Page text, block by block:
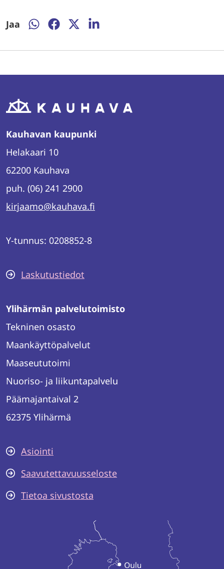
Jaa
Jaa
Jaa
Jaa
Jaa
Kauhavan kaupunki
Helakaari 10
62200 Kauhava
puh. (06) 241 2900
kirjaamo@kauhava.fi
Y-tunnus: 0208852-8
Laskutustiedot
Ylihärmän palvelutoimisto
Tekninen osasto
Maankäyttöpalvelut
Maaseututoimi
Nuoriso- ja liikuntapalvelu
Päämajantaival 2
62375 Ylihärmä
Asiointi
Saavutettavuusseloste
Tietoa sivustosta